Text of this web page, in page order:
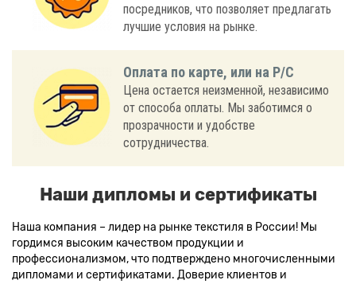
посредников, что позволяет предлагать
лучшие условия на рынке.
Оплата по карте, или на Р/С
Цена остается неизменной, независимо
от способа оплаты. Мы заботимся о
прозрачности и удобстве
сотрудничества.
Наши дипломы и сертификаты
Наша компания – лидер на рынке текстиля в России! Мы
гордимся высоким качеством продукции и
профессионализмом, что подтверждено многочисленными
дипломами и сертификатами. Доверие клиентов и